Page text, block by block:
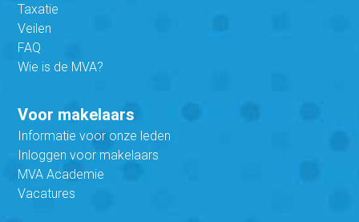
Taxatie
Veilen
FAQ
Wie is de MVA?
Voor makelaars
Informatie voor onze leden
Inloggen voor makelaars
MVA Academie
Vacatures